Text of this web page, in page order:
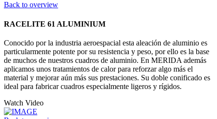
Back to overview
RACELITE 61 ALUMINIUM
Conocido por la industria aeroespacial esta aleación de aluminio es
particularmente potente por su resistencia y peso, por ello es la base
de muchos de nuestros cuadros de aluminio. En MERIDA además
aplicamos unos tratamientos de calor para reforzar algo más el
material y mejorar aún más sus prestaciones. Su doble conificado es
ideal para fabricar cuadros especialmente ligeros y rígidos.
Watch Video